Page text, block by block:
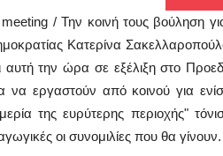
/ Την κοινή τους βούληση
Κατερίνα
αυτή την ώρα σε εξέλιξη στο
να εργαστούν από κοινού για
της ευρύτερης περιοχής"
οι συνομιλίες που θα γίνουν.